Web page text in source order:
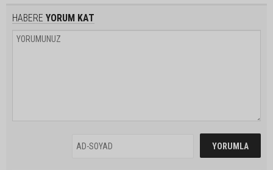
HABERE YORUM KAT